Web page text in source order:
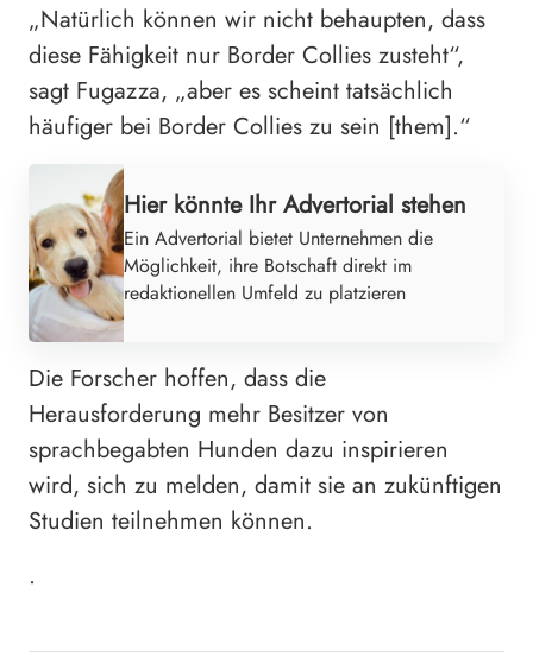
„Natürlich können wir nicht behaupten, dass
diese Fähigkeit nur Border Collies zusteht“,
sagt Fugazza, „aber es scheint tatsächlich
häufiger bei Border Collies zu sein [them].“
Hier könnte Ihr Advertorial stehen
Ein Advertorial bietet Unternehmen die
Möglichkeit, ihre Botschaft direkt im
redaktionellen Umfeld zu platzieren
Die Forscher hoffen, dass die
Herausforderung mehr Besitzer von
sprachbegabten Hunden dazu inspirieren
wird, sich zu melden, damit sie an zukünftigen
Studien teilnehmen können.
.